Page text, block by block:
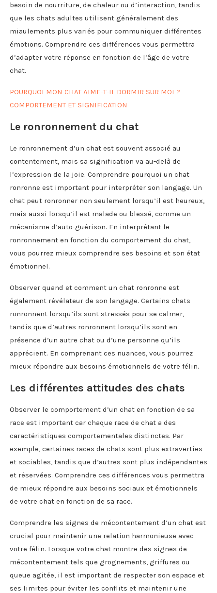
besoin de nourriture, de chaleur ou d’interaction, tandis
que les chats adultes utilisent généralement des
miaulements plus variés pour communiquer différentes
émotions. Comprendre ces différences vous permettra
d’adapter votre réponse en fonction de l’âge de votre
chat.
POURQUOI MON CHAT AIME-T-IL DORMIR SUR MOI ?
COMPORTEMENT ET SIGNIFICATION
Le ronronnement du chat
Le ronronnement d’un chat est souvent associé au
contentement, mais sa signification va au-delà de
l’expression de la joie. Comprendre pourquoi un chat
ronronne est important pour interpréter son langage. Un
chat peut ronronner non seulement lorsqu’il est heureux,
mais aussi lorsqu’il est malade ou blessé, comme un
mécanisme d’auto-guérison. En interprétant le
ronronnement en fonction du comportement du chat,
vous pourrez mieux comprendre ses besoins et son état
émotionnel.
Observer quand et comment un chat ronronne est
également révélateur de son langage. Certains chats
ronronnent lorsqu’ils sont stressés pour se calmer,
tandis que d’autres ronronnent lorsqu’ils sont en
présence d’un autre chat ou d’une personne qu’ils
apprécient. En comprenant ces nuances, vous pourrez
mieux répondre aux besoins émotionnels de votre félin.
Les différentes attitudes des chats
Observer le comportement d’un chat en fonction de sa
race est important car chaque race de chat a des
caractéristiques comportementales distinctes. Par
exemple, certaines races de chats sont plus extraverties
et sociables, tandis que d’autres sont plus indépendantes
et réservées. Comprendre ces différences vous permettra
de mieux répondre aux besoins sociaux et émotionnels
de votre chat en fonction de sa race.
Comprendre les signes de mécontentement d’un chat est
crucial pour maintenir une relation harmonieuse avec
votre félin. Lorsque votre chat montre des signes de
mécontentement tels que grognements, griffures ou
queue agitée, il est important de respecter son espace et
ses limites pour éviter les conflits et maintenir une